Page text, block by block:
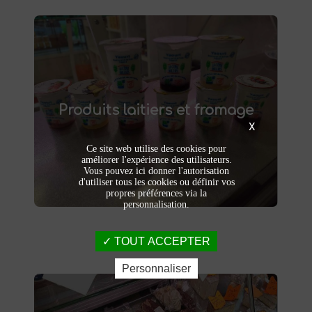
Produits laitiers et fromage
Produits laitiers et fromage
produits laitiers et fromages à
Saint-Saulve
. Yaourts crémeux, fromages
affinés et autres délices laitiers vous
vente directe à la ferme pour une fraîcheur
garantie.
X
Ce site web utilise des cookies pour
améliorer l'expérience des utilisateurs.
Vous pouvez ici donner l'autorisation
d'utiliser tous les cookies ou définir vos
propres préférences via la
personnalisation.
TOUT ACCEPTER
Personnaliser